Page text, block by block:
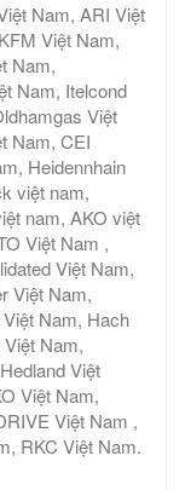
Nam, ARI Việt
Việt Nam,
Nam,
Nam, Itelcond
Việt
Nam, CEI
Heidennhain
việt nam,
nam, AKO việt
Việt Nam ,
Việt Nam,
Việt Nam,
Nam, Hach
Nam,
Việt
Việt Nam,
Việt Nam ,
RKC Việt Nam.